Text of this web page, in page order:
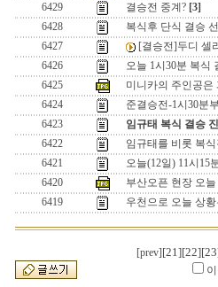
6429
결승전 중계? [3]
6428
복식후 단식 결승
6427
[결승전]두디 셀
6426
오늘 1시30분 복식
6425
미니카의 주인공은
6424
준결승전-1시30분
6423
임규태 복식 결승
6422
임규태를 비롯 복
6421
오늘(12일) 11시15
6420
부산오픈 현장 오
6419
우천으로 오늘 상
[prev] [21][22]